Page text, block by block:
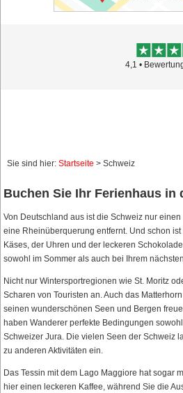
4,1 •
Sie sind hier: Startseite > Schweiz
Buchen Sie Ihr Ferienhaus in
Von Deutschland aus ist die Schweiz nur
eine Rheinüberquerung entfernt. Und schon
Käses, der Uhren und der leckeren
sowohl im Sommer als auch bei Ihrem
Nicht nur Wintersportregionen wie St. Moritz
Scharen von Touristen an. Auch das
seinen wunderschönen Seen und Bergen
haben Wanderer perfekte Bedingungen
Schweizer Jura. Die vielen Seen der Schweiz
zu anderen Aktivitäten ein.
Das Tessin mit dem Lago Maggiore hat sogar
hier einen leckeren Kaffee, während Sie die